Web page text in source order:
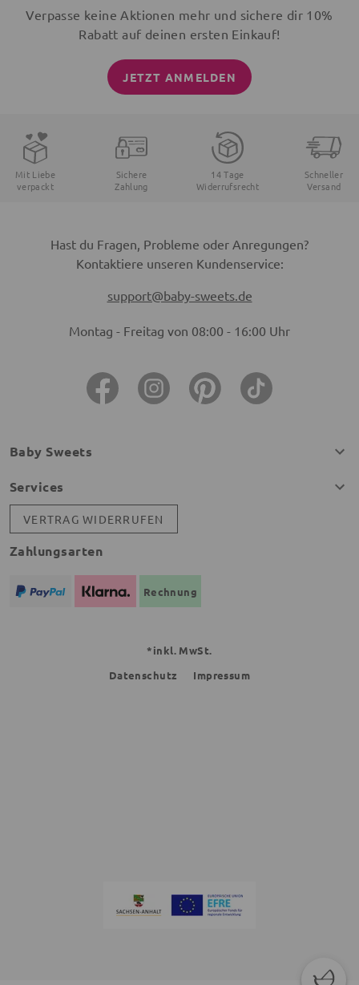
Verpasse keine Aktionen mehr und sichere dir 10%
Rabatt auf deinen ersten Einkauf!
JETZT ANMELDEN
Mit Liebe
verpackt
Sichere
Zahlung
14 Tage
Widerrufsrecht
Schneller
Versand
Hast du Fragen, Probleme oder Anregungen?
Kontaktiere unseren Kundenservice:
support@baby-sweets.de
Montag - Freitag von 08:00 - 16:00 Uhr
Baby Sweets
Services
VERTRAG WIDERRUFEN
Zahlungsarten
Rechnung
*inkl. MwSt.
Datenschutz
Impressum